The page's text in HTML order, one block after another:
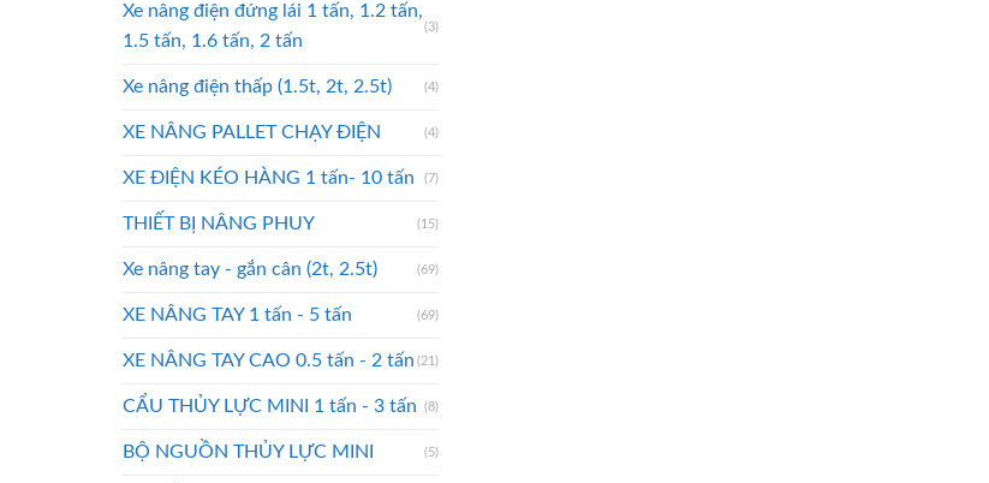
Xe nâng điện đứng lái 1 tấn, 1.2 tấn,
1.5 tấn, 1.6 tấn, 2 tấn
(3)
Xe nâng điện thấp (1.5t, 2t, 2.5t) (4)
XE NÂNG PALLET CHẠY ĐIỆN (4)
XE ĐIỆN KÉO HÀNG 1 tấn- 10 tấn (7)
THIẾT BỊ NÂNG PHUY (15)
Xe nâng tay - gắn cân (2t, 2.5t) (69)
XE NÂNG TAY 1 tấn - 5 tấn (69)
XE NÂNG TAY CAO 0.5 tấn - 2 tấn (21)
CẨU THỦY LỰC MINI 1 tấn - 3 tấn (8)
BỘ NGUỒN THỦY LỰC MINI (5)